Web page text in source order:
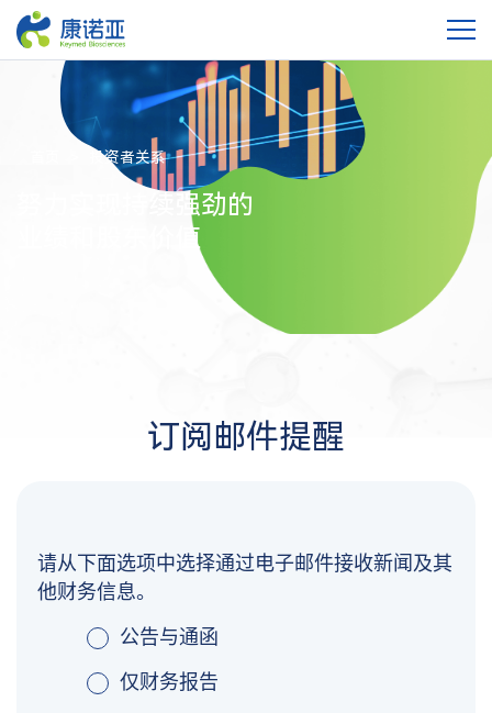
投资者关系
努力实现持续强劲的
业绩和股东价值
订阅邮件提醒